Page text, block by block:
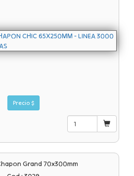
Precio $
Grand 70x300mm